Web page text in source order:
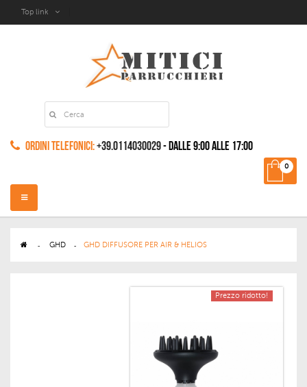
Top link
Ordini Telefonici:+39.0114030029- dalle 9:00 alle 17:00
0
Navigazione
Toggle
> GHD > GHD DIFFUSORE PER AIR & HELIOS
Prezzo ridotto!